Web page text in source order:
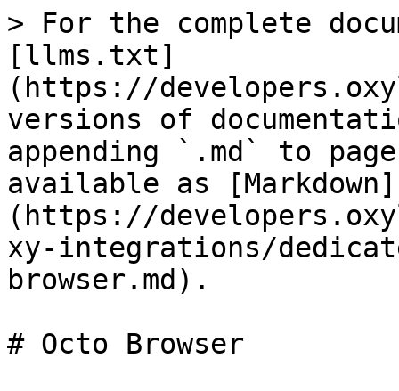
> For the complete
[llms.txt]
(https://
versions of
appending `.md` to
available as [Markdown]
(https://
xy-integrations/
browser.md).
# Octo Browser